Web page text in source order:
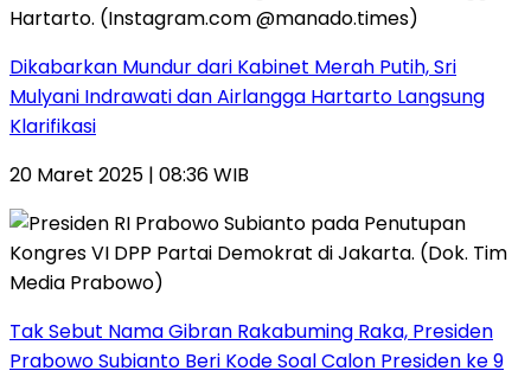
Dikabarkan Mundur dari Kabinet Merah Putih, Sri
Mulyani Indrawati dan Airlangga Hartarto Langsung
Klarifikasi
20 Maret 2025 | 08:36 WIB
Tak Sebut Nama Gibran Rakabuming Raka, Presiden
Prabowo Subianto Beri Kode Soal Calon Presiden ke 9